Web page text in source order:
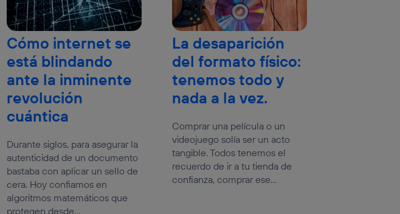
Cómo internet se
está blindando
ante la inminente
revolución
cuántica
Durante siglos, para asegurar la
autenticidad de un documento
bastaba con aplicar un sello de
cera. Hoy confiamos en
algoritmos matemáticos que
protegen desde...
La desaparición
del formato físico:
tenemos todo y
nada a la vez.
Comprar una película o un
videojuego solía ser un acto
tangible. Todos tenemos el
recuerdo de ir a tu tienda de
confianza, comprar ese...